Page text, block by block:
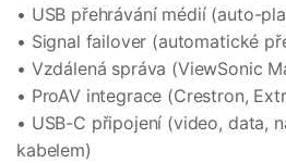
• USB přehrávání médií (auto-
• Signal failover (automatické
• Vzdálená správa (ViewSonic
• ProAV integrace (Crestron,
• USB-C připojení (video, data,
kabelem)